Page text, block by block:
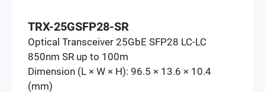
TRX-25GSFP28-SR
Optical Transceiver 25GbE SFP28 LC-LC
850nm SR up to 100m
Dimension (L × W × H): 96.5 × 13.6 × 10.4
(mm)